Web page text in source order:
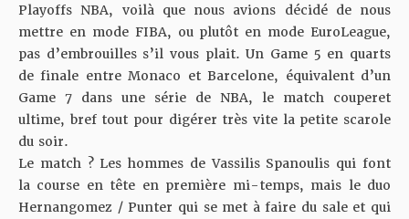
Playoffs NBA, voilà que nous avions décidé de nous
mettre en mode FIBA, ou plutôt en mode EuroLeague,
pas d’embrouilles s’il vous plait. Un Game 5 en quarts
de finale entre Monaco et Barcelone, équivalent d’un
Game 7 dans une série de NBA, le match couperet
ultime, bref tout pour digérer très vite la petite scarole
du soir.
Le match ? Les hommes de Vassilis Spanoulis qui font
la course en tête en première mi-temps, mais le duo
Hernangomez / Punter qui se met à faire du sale et qui